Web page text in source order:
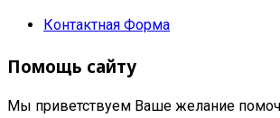
Контактная Форма
Помощь сайту
Мы приветствуем Ваше желание